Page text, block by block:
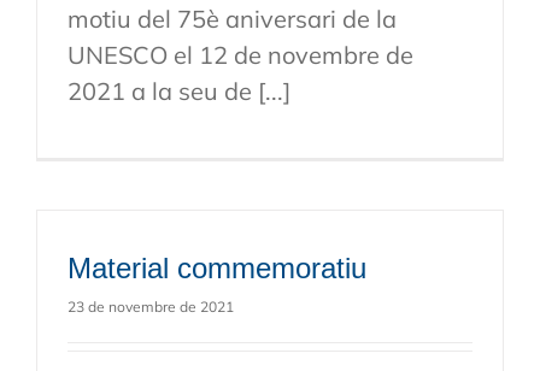
motiu del 75è aniversari de la
UNESCO el 12 de novembre de
2021 a la seu de [...]
Material commemoratiu
23 de novembre de 2021